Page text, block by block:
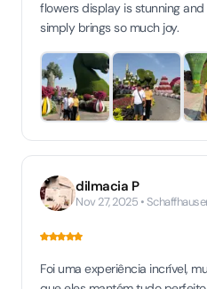
flowers display is stunning
simply brings so much joy.
dilmacia P
Nov 27, 2025 •
Foi uma experiência incrível,